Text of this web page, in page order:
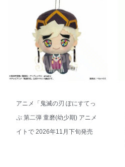
アニメ「鬼滅の刃 ぽにすてっ
ぷ 第二弾 童磨(幼少期) アニメ
イトで 2026年11月下旬発売